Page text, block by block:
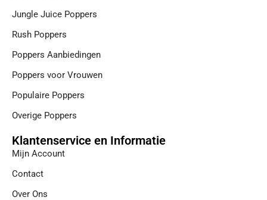
Jungle Juice Poppers
Rush Poppers
Poppers Aanbiedingen
Poppers voor Vrouwen
Populaire Poppers
Overige Poppers
Klantenservice en Informatie
Mijn Account
Contact
Over Ons